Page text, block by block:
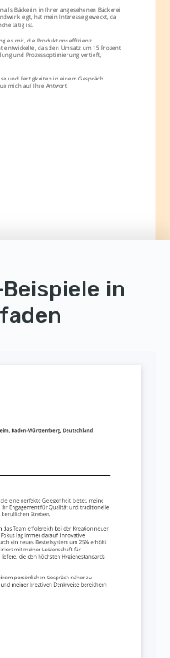
Bäckerin in Ihrer angesehenen Bäckerei
legt, hat mein Interesse geweckt, da
tätig ist.
es mir, die Produktionseffizienz
das den Umsatz um 15 Prozent
und Prozessoptimierung vertieft,
und Fertigkeiten in einem Gespräch
mich auf Ihre Antwort.
in